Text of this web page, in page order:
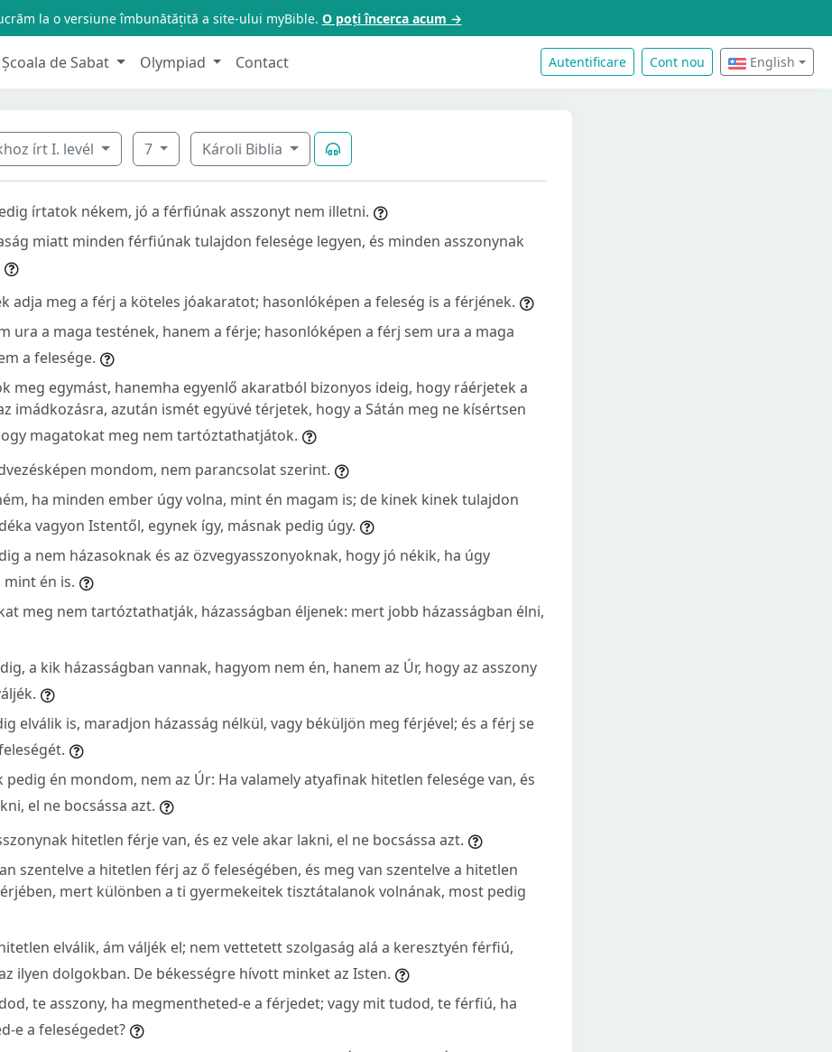
la o versiune îmbunătățită a site-ului myBible. O poți încerca acum →
Școala de Sabat Olympiad Contact Autentificare Cont nou English
írt I. levél 7 Károli Biblia
írtatok nékem, jó a férfiúnak asszonyt nem illetni.
miatt minden férfiúnak tulajdon felesége legyen, és minden asszonynak
adja meg a férj a köteles jóakaratot; hasonlóképen a feleség is a férjének.
ura a maga testének, hanem a férje; hasonlóképen a férj sem ura a maga
a felesége.
meg egymást, hanemha egyenlő akaratból bizonyos ideig, hogy ráérjetek a
imádkozásra, azután ismét együvé térjetek, hogy a Sátán meg ne kísértsen
magatokat meg nem tartóztathatjátok.
mondom, nem parancsolat szerint.
ha minden ember úgy volna, mint én magam is; de kinek kinek tulajdon
vagyon Istentől, egynek így, másnak pedig úgy.
a nem házasoknak és az özvegyasszonyoknak, hogy jó nékik, ha úgy
én is.
meg nem tartóztathatják, házasságban éljenek: mert jobb házasságban élni,
a kik házasságban vannak, hagyom nem én, hanem az Úr, hogy az asszony
elválik is, maradjon házasság nélkül, vagy béküljön meg férjével; és a férj se
pedig én mondom, nem az Úr: Ha valamely atyafinak hitetlen felesége van, és
el ne bocsássa azt.
hitetlen férje van, és ez vele akar lakni, el ne bocsássa azt.
szentelve a hitetlen férj az ő feleségében, és meg van szentelve a hitetlen
mert különben a ti gyermekeitek tisztátalanok volnának, most pedig
elválik, ám váljék el; nem vettetett szolgaság alá a keresztyén férfiú,
ilyen dolgokban. De békességre hívott minket az Isten.
te asszony, ha megmentheted-e a férjedet; vagy mit tudod, te férfiú, ha
e a feleségedet?